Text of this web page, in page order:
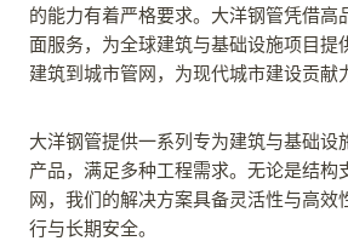
的能力有着严格要求。大洋钢管凭借高
面服务，为全球建筑与基础设施项目提
建筑到城市管网，为现代城市建设贡献
大洋钢管提供一系列专为建筑与基础设
产品，满足多种工程需求。无论是结构
网，我们的解决方案具备灵活性与高效
行与长期安全。